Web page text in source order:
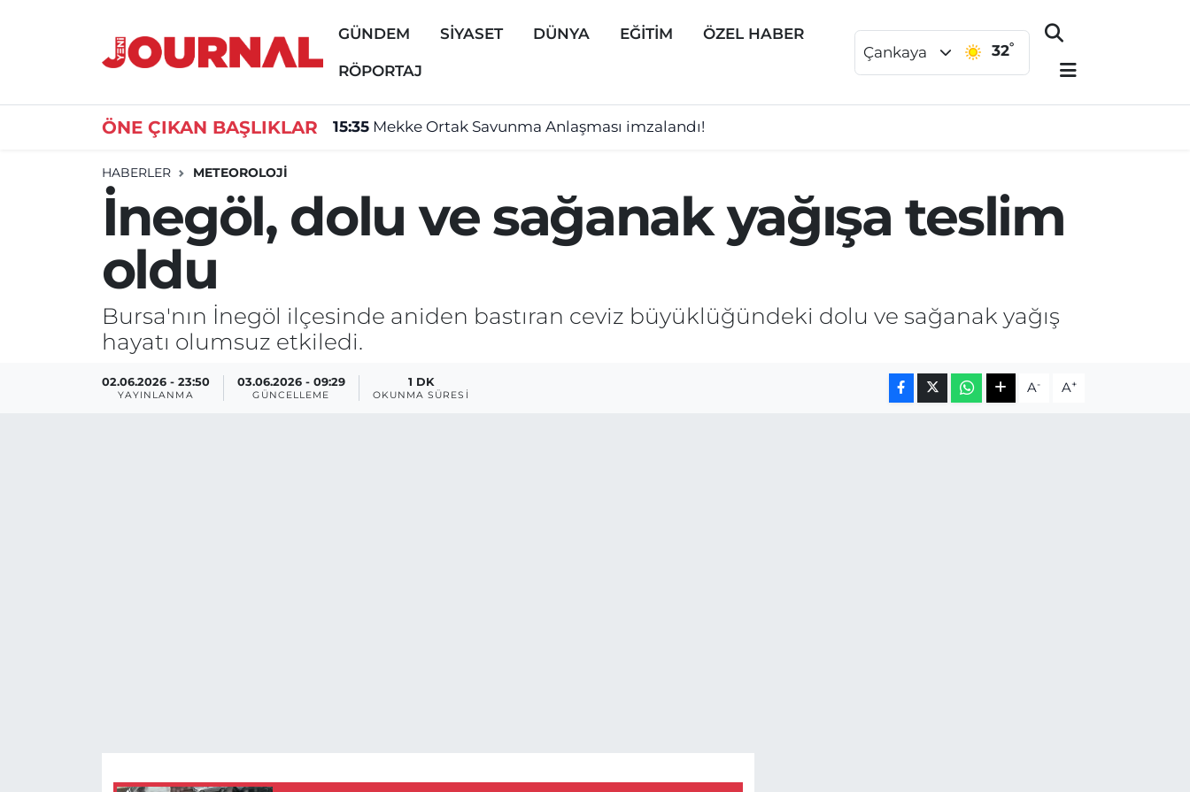
GÜNDEM SİYASET DÜNYA EĞİTİM ÖZEL HABER
RÖPORTAJ
Çankaya 32°
ÖNE ÇIKAN BAŞLIKLAR 15:35 Mekke Ortak Savunma Anlaşması imzalandı!
HABERLER METEOROLOJİ
İnegöl, dolu ve sağanak yağışa teslim
oldu
Bursa'nın İnegöl ilçesinde aniden bastıran ceviz büyüklüğündeki dolu ve sağanak yağış
hayatı olumsuz etkiledi.
02.06.2026 - 23:50
YAYINLANMA
03.06.2026 - 09:29
GÜNCELLEME
1 DK
OKUNMA SÜRESI A- A+
GÜNDEM
DÜNYA
ÖZEL HABER
Nöbetçi Eczaneler
Süper Lig Puan Durumu ve Fikstür
Tüm Manşetler
Son Dakika Haberleri
Haber Arşivi